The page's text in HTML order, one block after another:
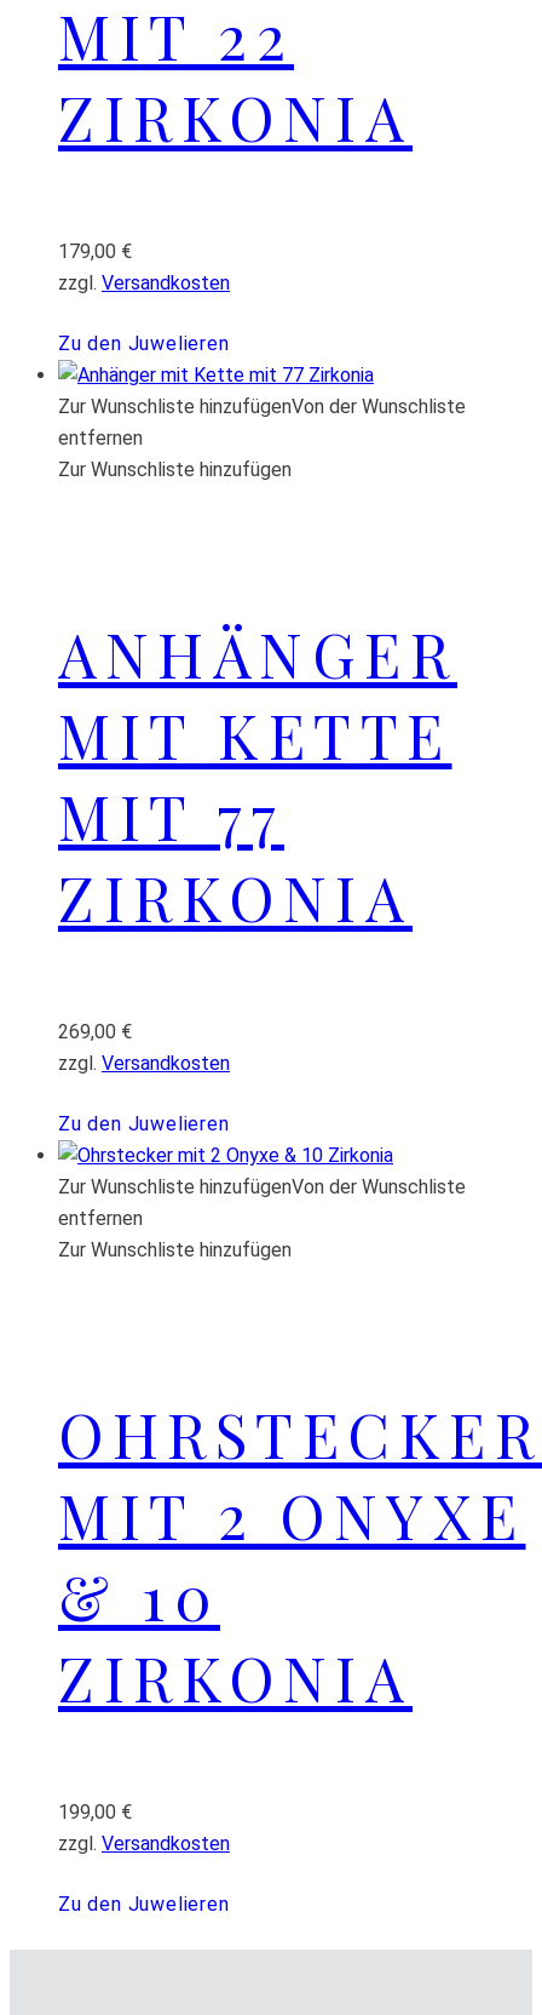
MIT 22
ZIRKONIA
179,00 €
zzgl. Versandkosten
Zu den Juwelieren
Zur Wunschliste hinzufügenVon der Wunschliste
entfernen
Zur Wunschliste hinzufügen
ANHÄNGER
MIT KETTE
MIT 77
ZIRKONIA
269,00 €
zzgl. Versandkosten
Zu den Juwelieren
Zur Wunschliste hinzufügenVon der Wunschliste
entfernen
Zur Wunschliste hinzufügen
OHRSTECKER
MIT 2 ONYXE
& 10
ZIRKONIA
199,00 €
zzgl. Versandkosten
Zu den Juwelieren